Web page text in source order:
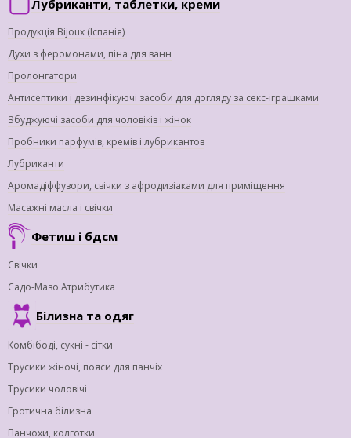
Лубриканти, таблетки, креми
Продукція Bijoux (Іспанія)
Духи з феромонами, піна для ванн
Пролонгатори
Антисептики і дезинфікуючі засоби для догляду за секс-іграшками
Збуджуючі засоби для чоловіків і жінок
Пробники парфумів, кремів і лубрикантов
Лубриканти
Аромадіффузори, свічки з афродизіаками для приміщення
Масажні масла і свічки
Фетиш і бдсм
Свічки
Садо-Мазо Атрибутика
Білизна та одяг
Комбібоді, сукні - сітки
Трусики жіночі, пояси для панчіх
Трусики чоловічі
Еротична білизна
Панчохи, колготки